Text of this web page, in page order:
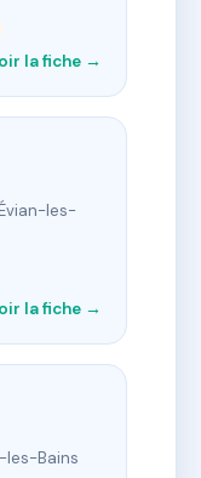
la fiche →
les-
la fiche →
les-Bains